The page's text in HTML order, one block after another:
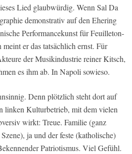
Lied glaubwürdig. Wenn Sal Da
demonstrativ auf den Ehering
Performancekunst für Feuilleton-
er das tatsächlich ernst. Für
der Musikindustrie reiner Kitsch,
es ihm ab. In Napoli sowieso.
Denn plötzlich steht dort auf
linken Kulturbetrieb, mit dem vielen
wirkt: Treue. Familie (ganz
ja und der feste (katholische)
Patriotismus. Viel Gefühl.